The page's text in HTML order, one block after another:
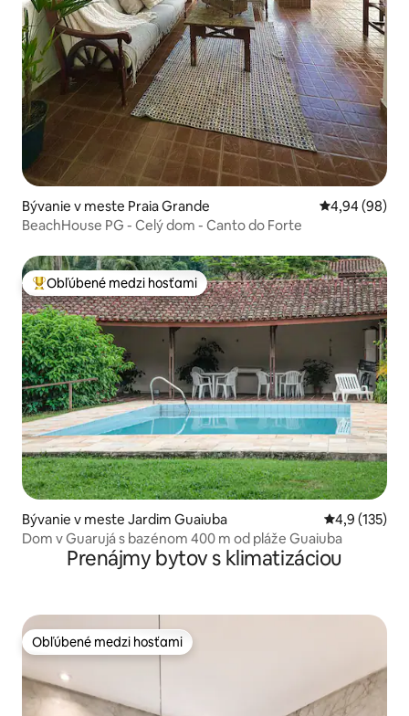
Bývanie v meste Praia Grande Priemerné
4,94 (98)
BeachHouse PG - Celý dom - Canto do Forte
Najobľúbenejšie medzi hosťami
Obľúbené medzi hosťami
Bývanie v meste Jardim Guaiuba Priemerné
4,9 (135)
Dom v Guarujá s bazénom 400 m od pláže Guaiuba
Prenájmy bytov s klimatizáciou
Obľúbené medzi hosťami
Obľúbené medzi hosťami